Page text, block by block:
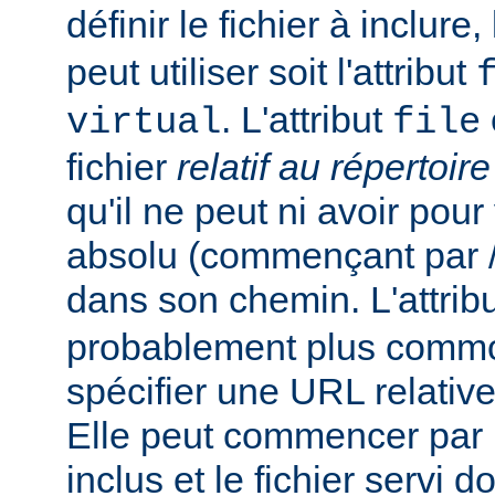
définir le fichier à
peut utiliser soit l'attribut
virtual. L'attribut file
fichier relatif au
qu'il ne peut ni avoir
absolu (commençant par
dans son chemin.
probablement plus
spécifier une URL
Elle peut commencer
inclus et le fichier servi